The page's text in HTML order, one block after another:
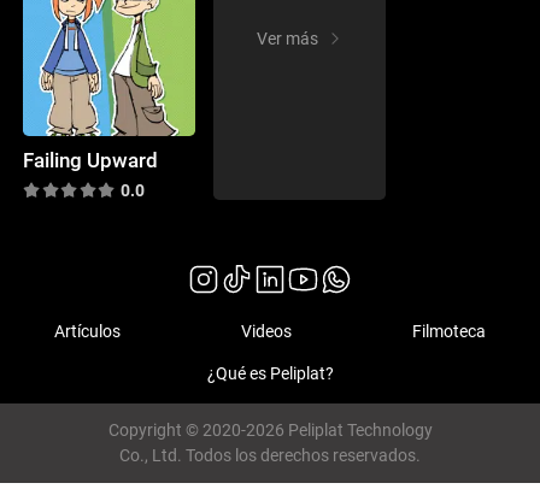
Failing Upward
0.0
Ver más
Artículos Videos Filmoteca
¿Qué es Peliplat?
Copyright © 2020-2026 Peliplat Technology
Co., Ltd. Todos los derechos reservados.